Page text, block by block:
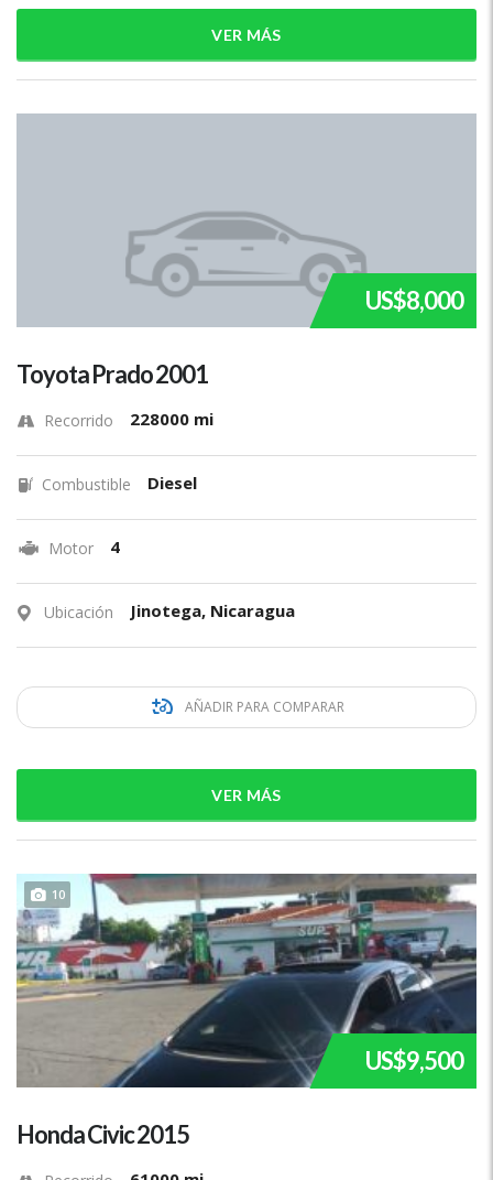
VER MÁS
US$8,000
Toyota Prado 2001
Recorrido 228000 mi
Combustible Diesel
Motor 4
Ubicación Jinotega, Nicaragua
AÑADIR PARA COMPARAR
VER MÁS
10
US$9,500
Honda Civic 2015